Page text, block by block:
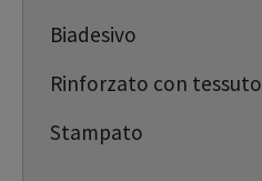
Biadesivo
Rinforzato con tessuto
Stampato